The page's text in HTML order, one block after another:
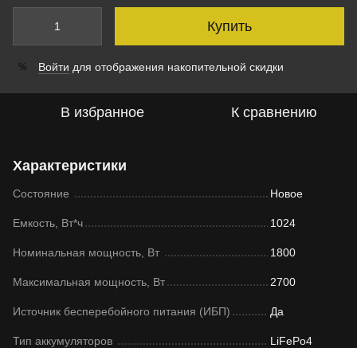
Купить
% Войти для отображения накопительной скидки
В избранное К сравнению
Характеристики
Состояние Новое
Емкость, Вт*ч 1024
Номинальная мощность, Вт 1800
Максимальная мощность, Вт 2700
Источник бесперебойного питания (ИБП) Да
Тип аккумуляторов LiFePo4